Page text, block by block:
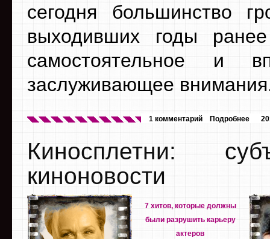
сегодня большинство
выходивших годы
самостоятельное и
заслуживающее
1 комментарий Подробнее
Киносплетни:
киноновости
7 хитов, которые должны
были разрушить карьеру
актеров